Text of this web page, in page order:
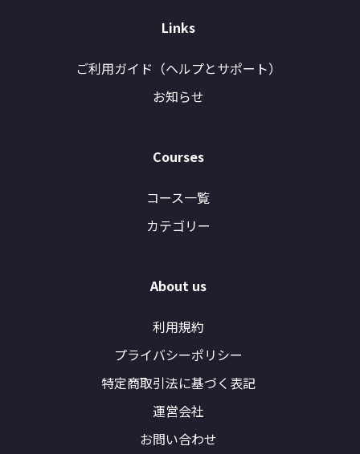
Links
ご利用ガイド（ヘルプとサポート）
お知らせ
Courses
コース一覧
カテゴリー
About us
利用規約
プライバシーポリシー
特定商取引法に基づく表記
運営会社
お問い合わせ